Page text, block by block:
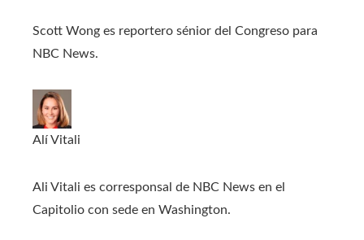
Scott Wong es reportero sénior del Congreso para
NBC News.
Alí Vitali
Ali Vitali es corresponsal de NBC News en el
Capitolio con sede en Washington.